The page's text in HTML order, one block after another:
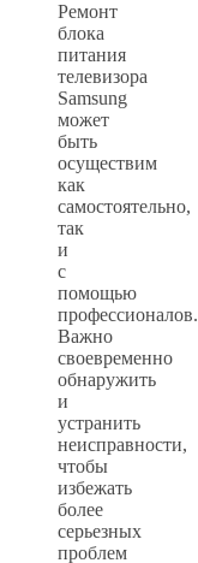
Ремонт
блока
питания
телевизора
Samsung
может
быть
осуществим
как
самостоятельно,
так
и
с
помощью
профессионалов.
Важно
своевременно
обнаружить
и
устранить
неисправности,
чтобы
избежать
более
серьезных
проблем